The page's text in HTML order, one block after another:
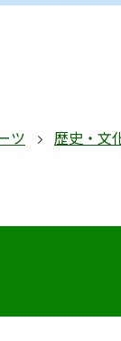
ツ 歴史・文